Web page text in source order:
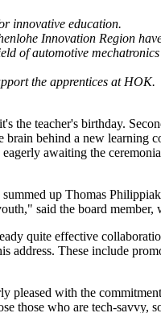
innovative education.
Innovation Region
of automotive
the apprentices at HOK.
the teacher's birthday.
brain behind a new
awaiting the
up Thomas
said the board
quite effective
These include
pleased with the
those who are tech-savvy,